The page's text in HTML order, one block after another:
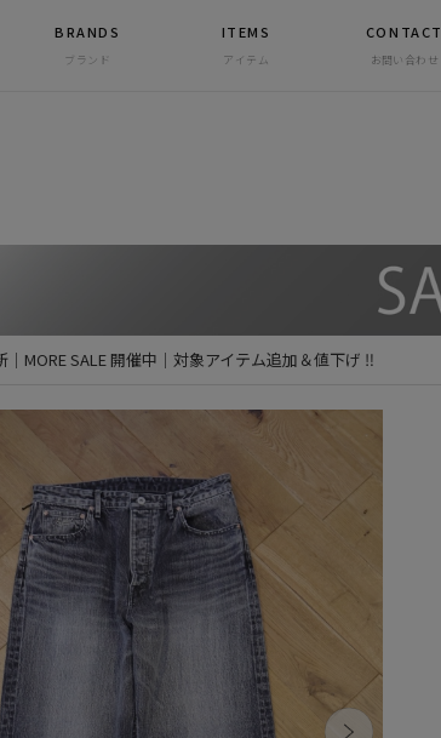
BRANDS
ブランド
ITEMS
アイテム
CONTACT
お問い合わせ
｜MORE SALE 開催中｜対象アイテム追加＆値下げ ‼